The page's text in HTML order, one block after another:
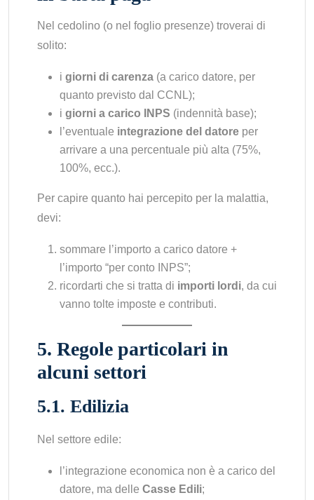
Nel cedolino (o nel foglio presenze) troverai di
solito:
i giorni di carenza (a carico datore, per
quanto previsto dal CCNL);
i giorni a carico INPS (indennità base);
l’eventuale integrazione del datore per
arrivare a una percentuale più alta (75%,
100%, ecc.).
Per capire quanto hai percepito per la malattia,
devi:
sommare l’importo a carico datore +
l’importo “per conto INPS”;
ricordarti che si tratta di importi lordi, da cui
vanno tolte imposte e contributi.
5. Regole particolari in
alcuni settori
5.1. Edilizia
Nel settore edile:
l’integrazione economica non è a carico del
datore, ma delle Casse Edili;